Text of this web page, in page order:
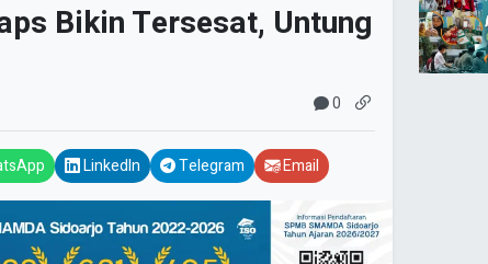
Bikin Tersesat, Untung
0
LinkedIn Telegram Email